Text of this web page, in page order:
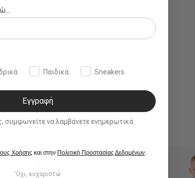
Παιδικά Sneakers
Εγγραφή
να λαμβάνετε ενημερωτικά
Χρήσης και στην Πολιτική Προστασίας Δεδομένων
'Οχι, ευχαριστώ